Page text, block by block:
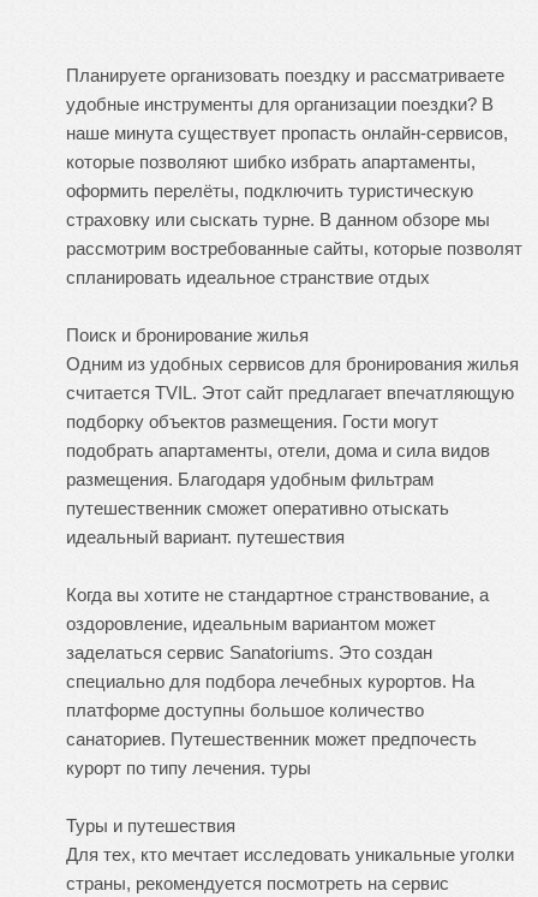
Планируете организовать поездку и рассматриваете
удобные инструменты для организации поездки? В
наше минута существует пропасть онлайн-сервисов,
которые позволяют шибко избрать апартаменты,
оформить перелёты, подключить туристическую
страховку или сыскать турне. В данном обзоре мы
рассмотрим востребованные сайты, которые позволят
спланировать идеальное странствие отдых
Поиск и бронирование жилья
Одним из удобных сервисов для бронирования жилья
считается TVIL. Этот сайт предлагает впечатляющую
подборку объектов размещения. Гости могут
подобрать апартаменты, отели, дома и сила видов
размещения. Благодаря удобным фильтрам
путешественник сможет оперативно отыскать
идеальный вариант. путешествия
Когда вы хотите не стандартное странствование, а
оздоровление, идеальным вариантом может
заделаться сервис Sanatoriums. Это создан
специально для подбора лечебных курортов. На
платформе доступны большое количество
санаториев. Путешественник может предпочесть
курорт по типу лечения. туры
Туры и путешествия
Для тех, кто мечтает исследовать уникальные уголки
страны, рекомендуется посмотреть на сервис